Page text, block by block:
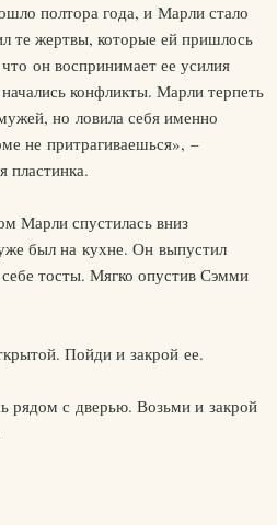
полтора года, и Марли стало
те жертвы, которые ей пришлось
он воспринимает ее усилия
конфликты. Марли терпеть
но ловила себя именно
не притрагиваешься», –
пластинка.
Марли спустилась вниз
был на кухне. Он выпустил
тосты. Мягко опустив Сэмми
Пойди и закрой ее.
с дверью. Возьми и закрой